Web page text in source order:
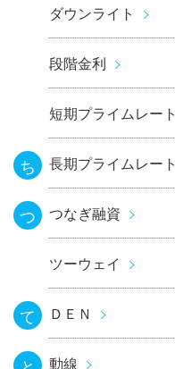
ダウンライト
段階金利
短期プライムレート
ち 長期プライムレート
つ つなぎ融資
ツーウェイ
て ＤＥＮ
動線